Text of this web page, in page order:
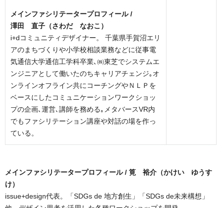
メインファシリテータープロフィール /
澤田 直子（さわだ なおこ）
i+dコミュニティデザイナー。 千葉県手賀沼エリ
アのまちづくりや小学校相談業務などに従事電
気通信大学通信工学科卒業､㈱東芝でシステムエ
ンジニアとして働いたのちキャリアチェンジ｡オ
ンラインオフライン共にコーチングやＮＬＰを
ベースにしたコミュニケーションワークショッ
プの企画､運営､講師を務める｡メタバースVR内
でもファシリテーション講座や対話の場を作っ
ている。
メインファシリテータープロフィール / 筧 裕介（かけい ゆうす
け）
issue+design代表。「SDGs de 地方創生」「SDGs de未来構想」